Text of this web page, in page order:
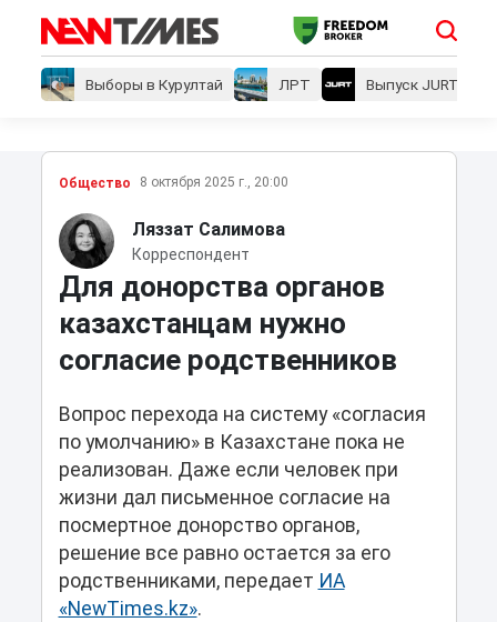
Выборы в Курултай ЛРТ Выпуск JURT
Общество 8 октября 2025 г., 20:00
Ляззат Салимова
Корреспондент
Для донорства органов
казахстанцам нужно
согласие родственников
Вопрос перехода на систему «согласия
по умолчанию» в Казахстане пока не
реализован. Даже если человек при
жизни дал письменное согласие на
посмертное донорство органов,
решение все равно остается за его
родственниками, передает ИА
«NewTimes.kz».